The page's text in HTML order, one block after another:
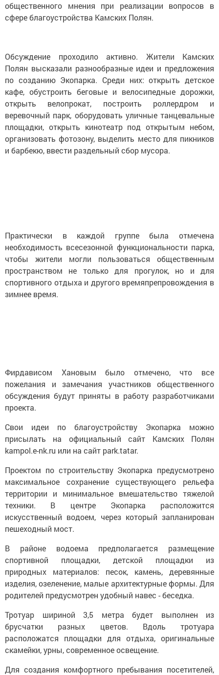
общественного мнения при реализации вопросов в
сфере благоустройства Камских Полян.
Обсуждение проходило активно. Жители Камских
Полян высказали разнообразные идеи и предложения
по созданию Экопарка. Среди них: открыть детское
кафе, обустроить беговые и велосипедные дорожки,
открыть велопрокат, построить роллердром и
веревочный парк, оборудовать уличные танцевальные
площадки, открыть кинотеатр под открытым небом,
организовать фотозону, выделить место для пикников
и барбекю, ввести раздельный сбор мусора.
Практически в каждой группе была отмечена
необходимость всесезонной функциональности парка,
чтобы жители могли пользоваться общественным
пространством не только для прогулок, но и для
спортивного отдыха и другого времяпрепровождения в
зимнее время.
Фирдависом Хановым было отмечено, что все
пожелания и замечания участников общественного
обсуждения будут приняты в работу разработчиками
проекта.
Свои идеи по благоустройству Экопарка можно
присылать на официальный сайт Камских Полян
kampol.e-nk.ru или на сайт park.tatar.
Проектом по строительству Экопарка предусмотрено
максимальное сохранение существующего рельефа
территории и минимальное вмешательство тяжелой
техники. В центре Экопарка расположится
искусственный водоем, через который запланирован
пешеходный мост.
В районе водоема предполагается размещение
спортивной площадки, детской площадки из
природных материалов: песок, камень, деревянные
изделия, озеленение, малые архитектурные формы. Для
родителей предусмотрен удобный навес - беседка.
Тротуар шириной 3,5 метра будет выполнен из
брусчатки разных цветов. Вдоль тротуара
расположатся площадки для отдыха, оригинальные
скамейки, урны, современное освещение.
Для создания комфортного пребывания посетителей,